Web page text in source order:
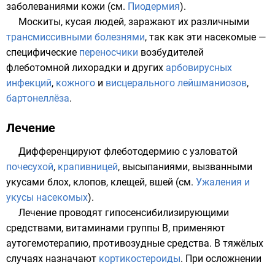
заболеваниями кожи (см. Пиодермия).
Москиты, кусая людей, заражают их различными
трансмиссивными болезнями, так как эти насекомые —
специфические переносчики возбудителей
флеботомной лихорадки и других арбовирусных
инфекций, кожного и висцерального лейшманиозов,
бартонеллёза.
Лечение
Дифференцируют флеботодермию с узловатой
почесухой, крапивницей, высыпаниями, вызванными
укусами блох, клопов, клещей, вшей (см. Ужаления и
укусы насекомых).
Лечение проводят гипосенсибилизирующими
средствами, витаминами группы B, применяют
аутогемотерапию, противозудные средства. В тяжёлых
случаях назначают кортикостероиды. При осложнении